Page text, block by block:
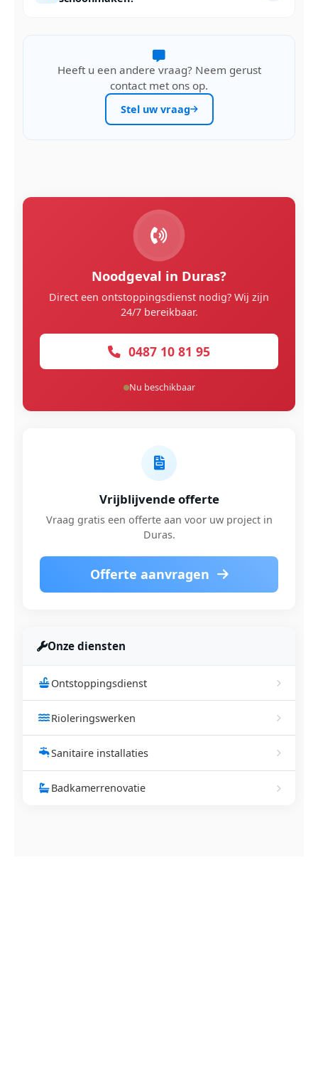
Heeft u een andere vraag? Neem gerust
contact met ons op.
Stel uw vraag
Noodgeval in Duras?
Direct een ontstoppingsdienst nodig? Wij zijn
24/7 bereikbaar.
0487 10 81 95
Nu beschikbaar
Vrijblijvende offerte
Vraag gratis een offerte aan voor uw project in
Duras.
Offerte aanvragen
Onze diensten
Ontstoppingsdienst
Rioleringswerken
Sanitaire installaties
Badkamerrenovatie